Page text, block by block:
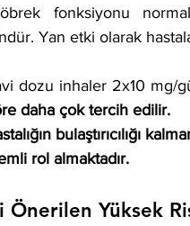
fonksiyonu
Yan etki olarak
daha çok tercih edilir.
bulaştırıcılığı
rol almaktadır.
Yüksek